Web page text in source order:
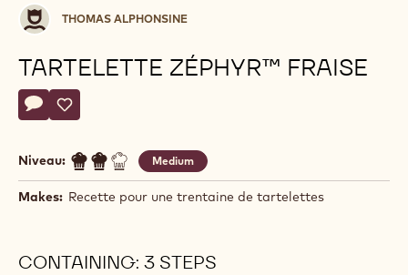
Thomas
Alphonsine
THOMAS ALPHONSINE
TARTELETTE ZÉPHYR™ FRAISE
Actions
Écrire un commentaire
- Tartelette Zéphyr™ Fraise
Sauvegarder
- Tartelette Zéphyr™ Fraise
Niveau: Medium
Makes: Recette pour une trentaine de tartelettes
CONTAINING: 3 STEPS